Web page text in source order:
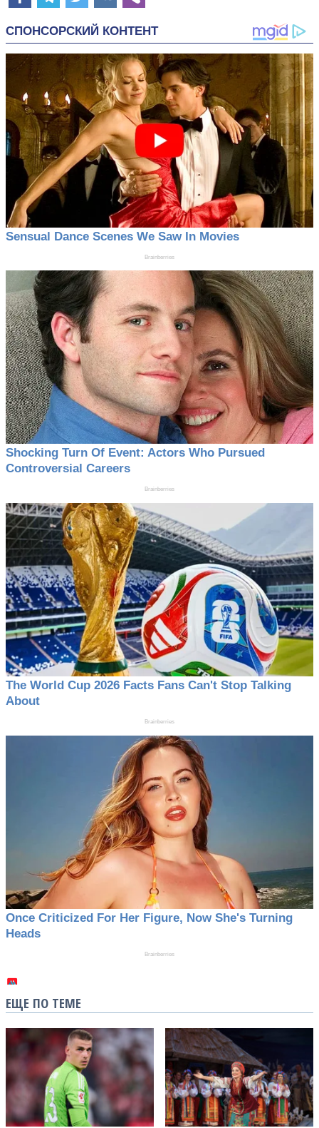
ЕЩЕ ПО ТЕМЕ